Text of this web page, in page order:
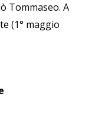
Tommaseo. A
(1° maggio